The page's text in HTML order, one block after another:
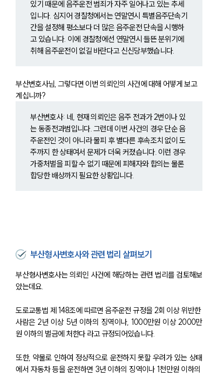
있기 때문에 음주운전 범죄가 자주 일어나고 있는 추세
입니다. 심지어 경찰청에서는 연말연시 특별음주단속기
간을 설정해 평소보다 더 많은 음주운전 단속을 시행하
고 있습니다. 이에 경찰청에선 연말연시 들뜬 분위기에
취해 음주운전이 없길 바란다고 신신당부했습니다.
부산변호사님, 그렇다면 이번 의뢰인의 사건에 대해 어떻게 보고
계십니까?
부산변호사: 네, 현재 의뢰인은 음주 전과가 2번이나 있
는 동종전과범입니다. 그런데 이번 사건의 경우 단순 음
주운전인 것이 아니라 물피 후 별다른 후속조치 없이 도
주까지 한 상태여서 문제가 더욱 커졌습니다. 이런 경우
가중처벌을 피할 수 없기 때문에 피해자와 합의는 물론
합당한 배상까지 필요한 상황입니다.
부산형사변호사와 관련 법리 살펴보기
부산형사변호사는 의뢰인 사건에 해당하는 관련 법리를 검토해보
았는데요.
도로교통법 제 148조에 따르면 음주운전 규정을 2회 이상 위반한
사람은 2년 이상 5년 이하의 징역이나, 1000만원 이상 2000만
원 이하의 벌금에 처한다 라고 규정되어있습니다.
또한, 약물로 인하여 정상적으로 운전하지 못할 우려가 있는 상태
에서 자동차 등을 운전하면 3년 이하의 징역이나 1천만원 이하의